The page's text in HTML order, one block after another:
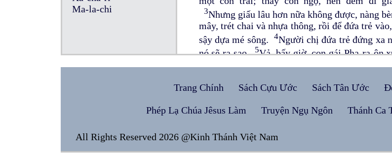
Ma-la-chi
3Nhưng giấu lâu hơn nữa không được, nàng
mây, trét chai và nhựa thông, rồi để đứa trẻ
sậy dựa mé sông.
4Người chị đứa trẻ đứng xa
nó sẽ ra sao.5Vả, bấy giờ, con gái Pha-ra-ôn
mở rương ra, thấy đứa trẻ, là một đứa con trai
bơ-rơ.7Người chị đứa trẻ bèn nói cùng công
rằng: Hãy đi đi. Người gái trẻ đó kêu mẹ của
trẻ nầy về nuôi bú cho ta; ta sẽ trả tiền
Trang Chính Sách Cựu Ước Sách Tân Ước
Phép Lạ Chúa Jêsus Làm Truyện Ngụ Ngôn Thánh Ca
All Rights Reserved 2026 @Kinh Thánh Việt Nam